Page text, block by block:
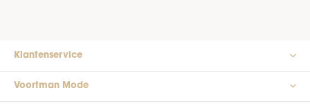
Klantenservice
Voortman Mode